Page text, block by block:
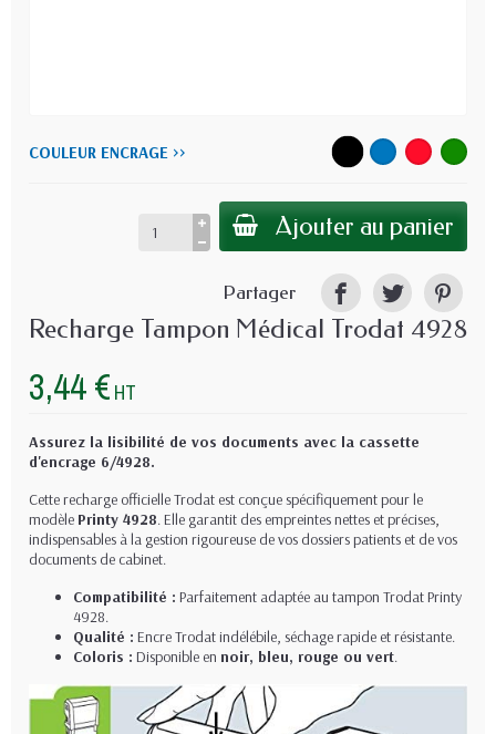
COULEUR ENCRAGE >>
Ajouter au panier
Partager
Recharge Tampon Médical Trodat 4928
3,44 € HT
Assurez la lisibilité de vos documents avec la cassette
d'encrage 6/4928.
Cette recharge officielle Trodat est conçue spécifiquement pour le
modèle Printy 4928. Elle garantit des empreintes nettes et précises,
indispensables à la gestion rigoureuse de vos dossiers patients et de vos
documents de cabinet.
Compatibilité : Parfaitement adaptée au tampon Trodat Printy
4928.
Qualité : Encre Trodat indélébile, séchage rapide et résistante.
Coloris : Disponible en noir, bleu, rouge ou vert.